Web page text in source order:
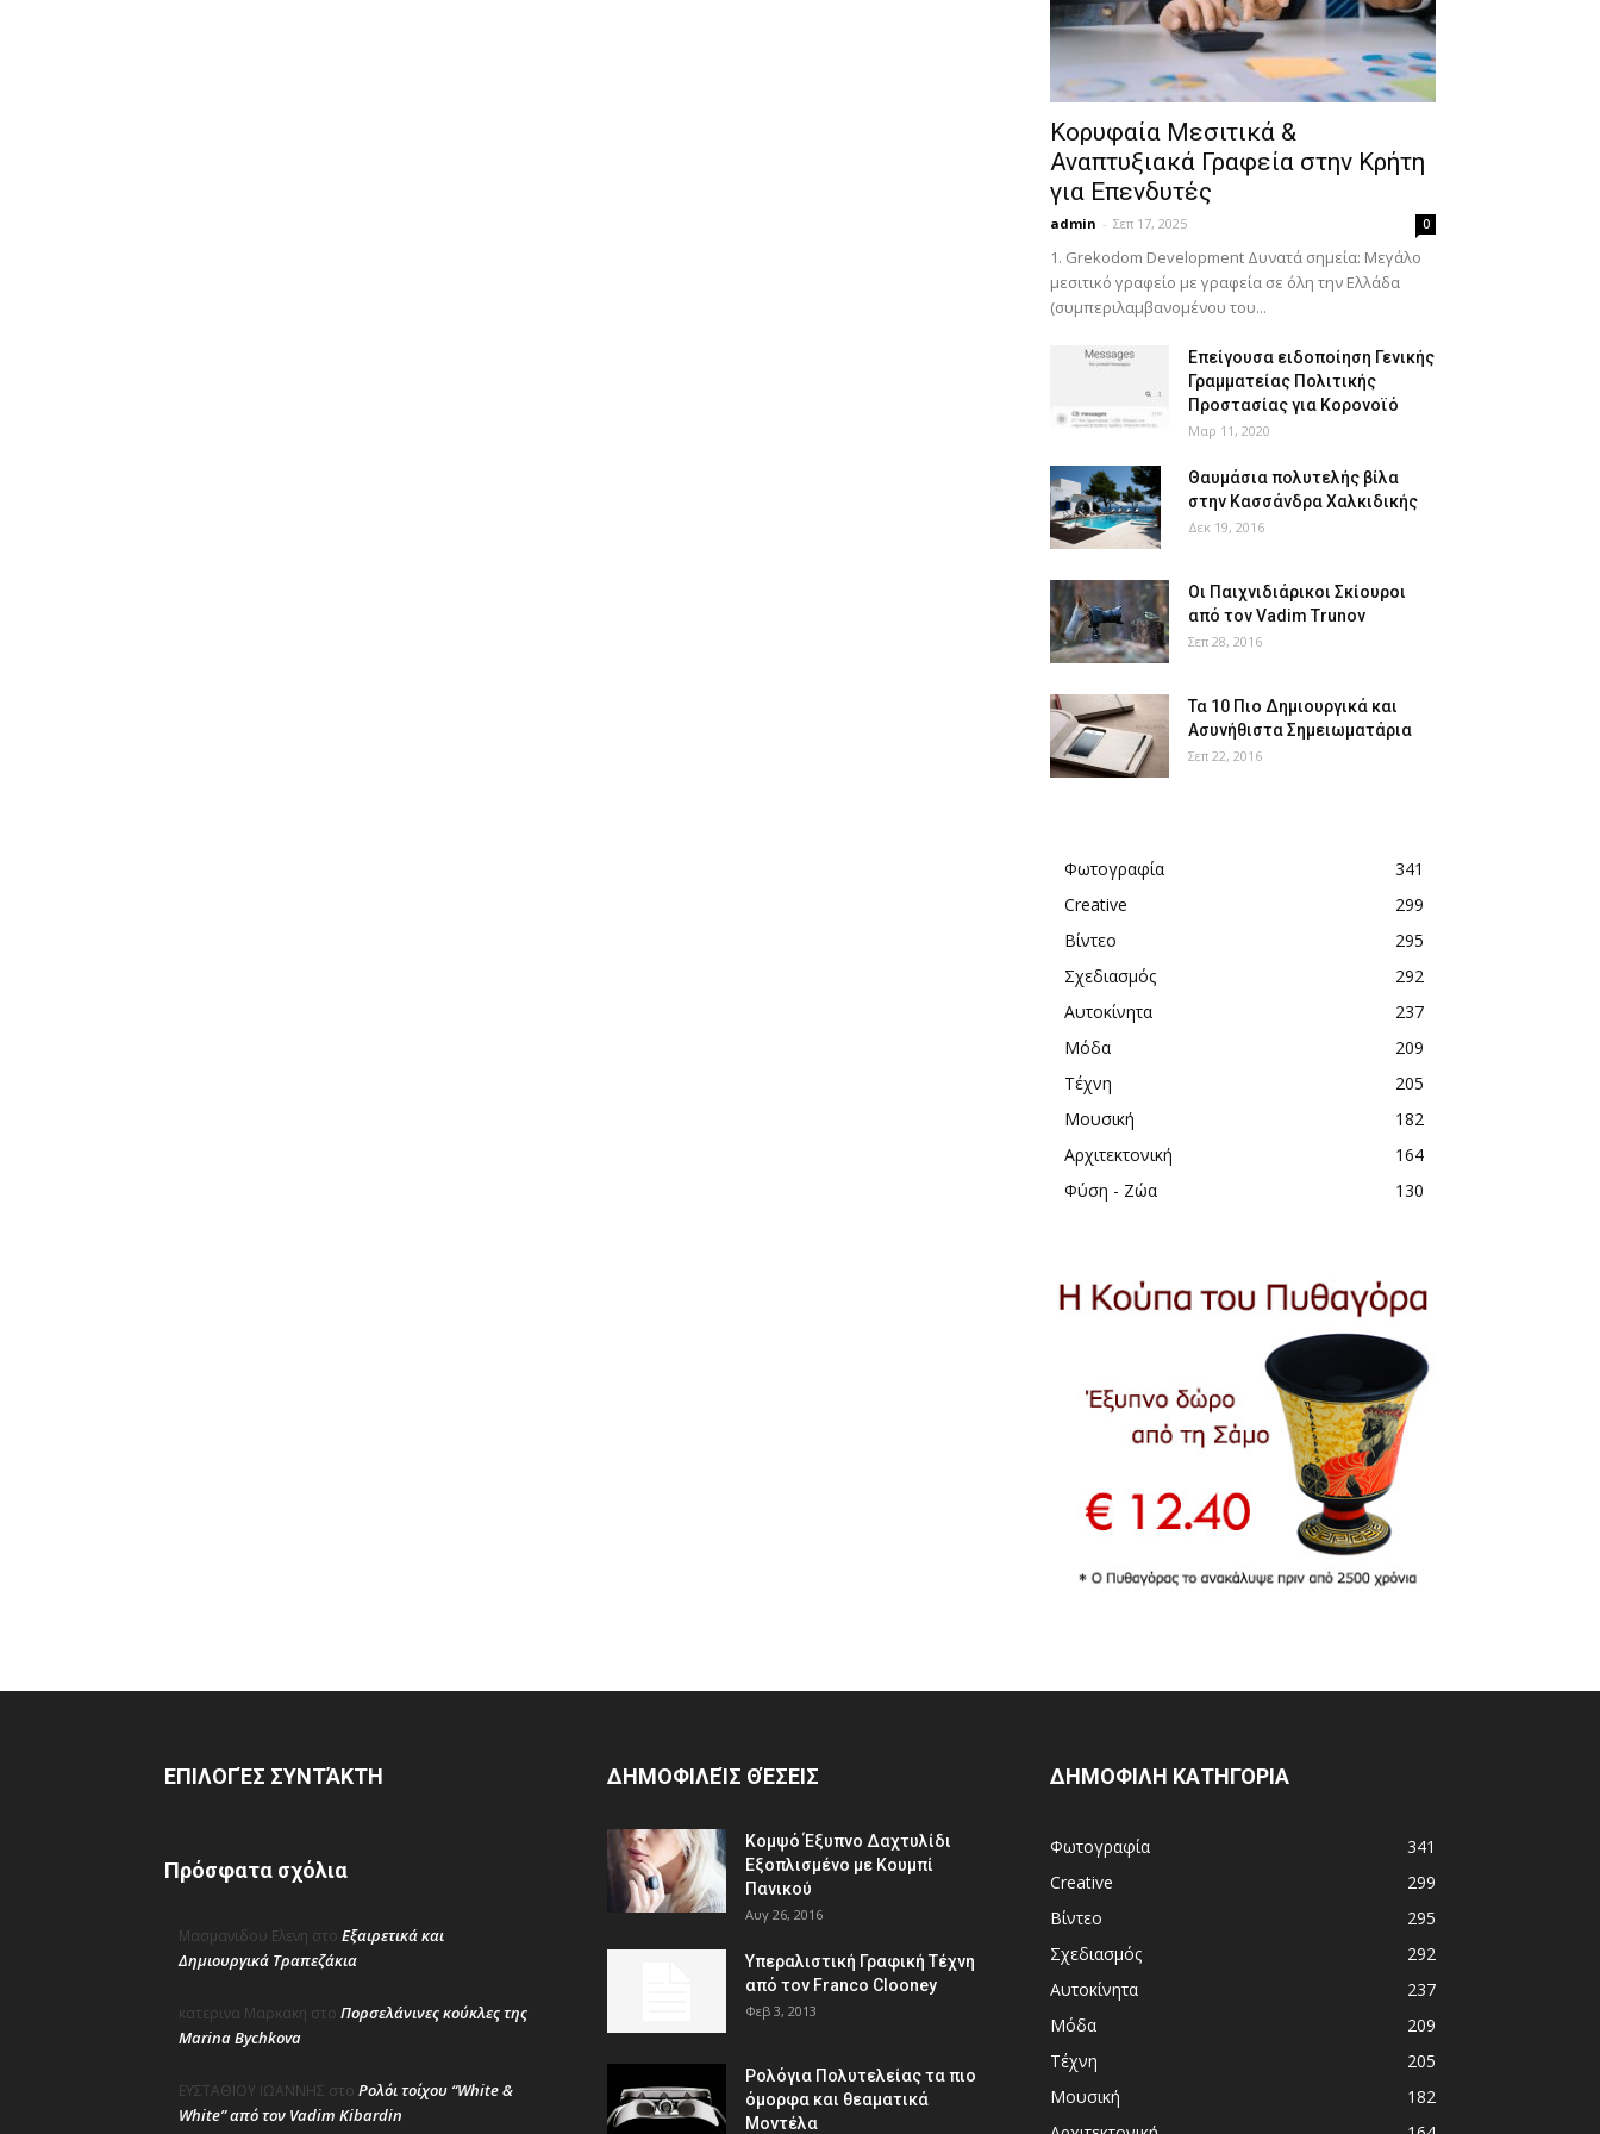
Κορυφαία Μεσιτικά &
Αναπτυξιακά Γραφεία στην Κρήτη
για Επενδυτές
admin - Σεπ 17, 2025 0
1. Grekodom Development Δυνατά σημεία: Μεγάλο
μεσιτικό γραφείο με γραφεία σε όλη την Ελλάδα
(συμπεριλαμβανομένου του...
Επείγουσα ειδοποίηση Γενικής
Γραμματείας Πολιτικής
Προστασίας για Κορονοϊό
Μαρ 11, 2020
Θαυμάσια πολυτελής βίλα
στην Κασσάνδρα Χαλκιδικής
Δεκ 19, 2016
Οι Παιχνιδιάρικοι Σκίουροι
από τον Vadim Trunov
Σεπ 28, 2016
Τα 10 Πιο Δημιουργικά και
Ασυνήθιστα Σημειωματάρια
Σεπ 22, 2016
Φωτογραφία
341
Creative
299
Βίντεο
295
Σχεδιασμός
292
Αυτοκίνητα
237
Μόδα
209
Τέχνη
205
Μουσική
182
Αρχιτεκτονική
164
Φύση - Ζώα
130
ΕΠΙΛΟΓΈΣ ΣΥΝΤΆΚΤΗ
Πρόσφατα σχόλια
Μασμανιδου Ελενη στο Εξαιρετικά και
Δημιουργικά Τραπεζάκια
κατερινα Μαρκακη στο Πορσελάνινες κούκλες της
Marina Bychkova
ΕΥΣΤΑΘΙΟΥ ΙΩΑΝΝΗΣ στο Ρολόι τοίχου “White &
White” από τον Vadim Kibardin
ΔΗΜΟΦΙΛΕΊΣ ΘΈΣΕΙΣ
Κομψό Έξυπνο Δαχτυλίδι
Εξοπλισμένο με Κουμπί
Πανικού
Αυγ 26, 2016
Υπεραλιστική Γραφική Τέχνη
από τον Franco Clooney
Φεβ 3, 2013
Ρολόγια Πολυτελείας τα πιο
όμορφα και θεαματικά
Μοντέλα
ΔΗΜΟΦΙΛΗ ΚΑΤΗΓΟΡΙΑ
Φωτογραφία
341
Creative
299
Βίντεο
295
Σχεδιασμός
292
Αυτοκίνητα
237
Μόδα
209
Τέχνη
205
Μουσική
182